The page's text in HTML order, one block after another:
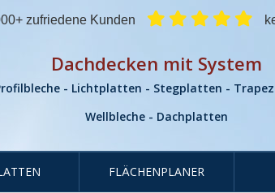
zufriedene Kunden
Dachdecken mit System
- Lichtplatten - Stegplatten -
Wellbleche - Dachplatten
FLÄCHENPLANER